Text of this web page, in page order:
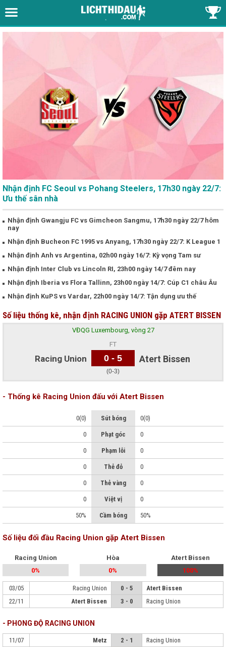
Nhận định FC Seoul vs Pohang Steelers, 17h30 ngày 22/7:
Ưu thế sân nhà
Nhận định Gwangju FC vs Gimcheon Sangmu, 17h30 ngày 22/7 hôm
nay
Nhận định Bucheon FC 1995 vs Anyang, 17h30 ngày 22/7: K League 1
Nhận định Anh vs Argentina, 02h00 ngày 16/7: Kỳ vọng Tam sư
Nhận định Inter Club vs Lincoln RI, 23h00 ngày 14/7 đêm nay
Nhận định Iberia vs Flora Tallinn, 23h00 ngày 14/7: Cúp C1 châu Âu
Nhận định KuPS vs Vardar, 22h00 ngày 14/7: Tận dụng ưu thế
Số liệu thống kê, nhận định RACING UNION gặp ATERT BISSEN
VĐQG Luxembourg, vòng 27
Racing Union
FT
0 - 5
(0-3)
Atert Bissen
- Thống kê Racing Union đấu với Atert Bissen
0(0) Sút bóng 0(0)
0 Phạt góc 0
0 Phạm lỗi 0
0 Thẻ đỏ 0
0 Thẻ vàng 0
0 Việt vị 0
50% Cầm bóng 50%
Số liệu đối đầu Racing Union gặp Atert Bissen
Racing Union
0%
Hòa
0%
Atert Bissen
100%
03/05 Racing Union 0 - 5
Atert Bissen
22/11
Atert Bissen 3 - 0 Racing Union
- PHONG ĐỘ RACING UNION
11/07 Metz 2 - 1
Racing Union